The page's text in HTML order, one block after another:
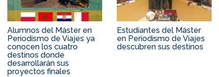
Alumnos del Máster en
Periodismo de Viajes ya
conocen los cuatro
destinos donde
desarrollarán sus
proyectos finales
Estudiantes del Máster
en Periodismo de Viajes
descubren sus destinos